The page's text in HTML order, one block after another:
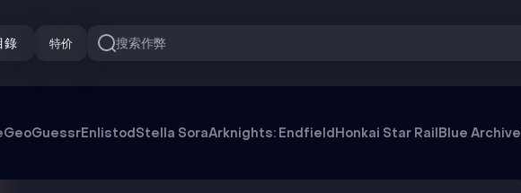
錄 特价 搜索作弊
GeoGuessrEnlistodStella SoraArknights: EndfieldHonkai Star RailBlue Archive